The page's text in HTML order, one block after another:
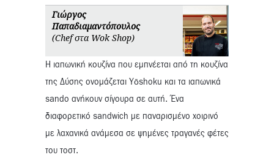
Γιώργος
Παπαδιαμαντόπουλος
(Chef στα Wok Shop)
Η ιαπωνική κουζίνα που εμπνέεται από τη κουζίνα
της Δύσης ονομάζεται Yōshoku και τα ιαπωνικά
sando ανήκουν σίγουρα σε αυτή. Ένα
διαφορετικό sandwich με παναρισμένο χοιρινό
με λαχανικά ανάμεσα σε ψημένες τραγανές φέτες
του τοστ.